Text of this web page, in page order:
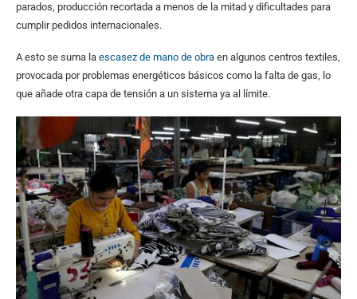
parados, producción recortada a menos de la mitad y dificultades para
cumplir pedidos internacionales.
A esto se suma la escasez de mano de obra en algunos centros textiles,
provocada por problemas energéticos básicos como la falta de gas, lo
que añade otra capa de tensión a un sistema ya al límite.